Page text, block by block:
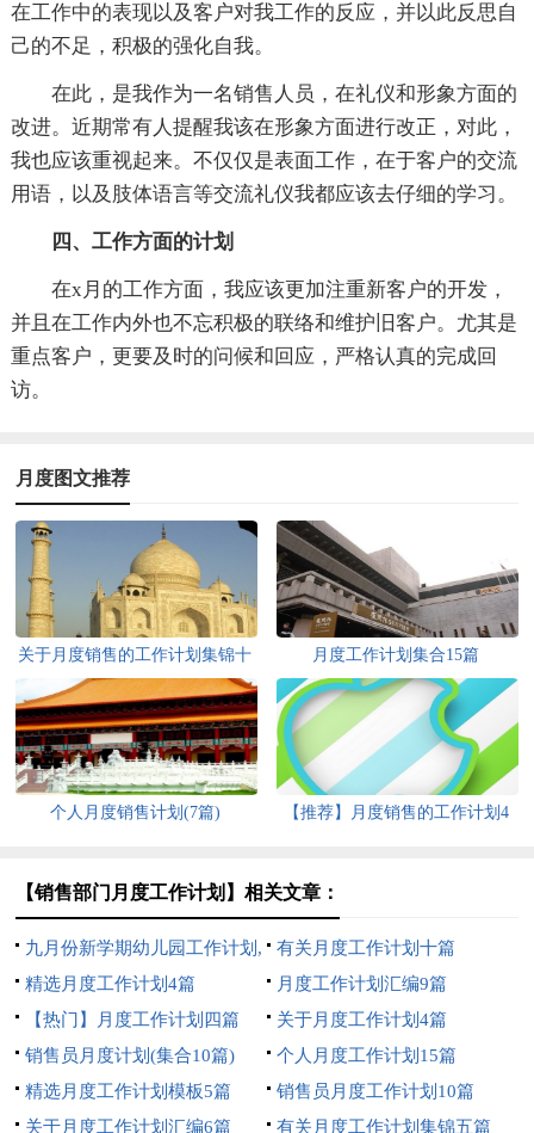
在工作中的表现以及客户对我工作的反应，并以此反思自
己的不足，积极的强化自我。
在此，是我作为一名销售人员，在礼仪和形象方面的
改进。近期常有人提醒我该在形象方面进行改正，对此，
我也应该重视起来。不仅仅是表面工作，在于客户的交流
用语，以及肢体语言等交流礼仪我都应该去仔细的学习。
四、工作方面的计划
在x月的工作方面，我应该更加注重新客户的开发，
并且在工作内外也不忘积极的联络和维护旧客户。尤其是
重点客户，更要及时的问候和回应，严格认真的完成回
访。
月度图文推荐
关于月度销售的工作计划集锦十
月度工作计划集合15篇
个人月度销售计划(7篇)
【推荐】月度销售的工作计划4
【销售部门月度工作计划】相关文章：
九月份新学期幼儿园工作计划,
九月份新学期幼儿园园务教师工
作计划
有关月度工作计划十篇
精选月度工作计划4篇
月度工作计划汇编9篇
【热门】月度工作计划四篇
关于月度工作计划4篇
销售员月度计划(集合10篇)
个人月度工作计划15篇
精选月度工作计划模板5篇
销售员月度工作计划10篇
关于月度工作计划汇编6篇
有关月度工作计划集锦五篇